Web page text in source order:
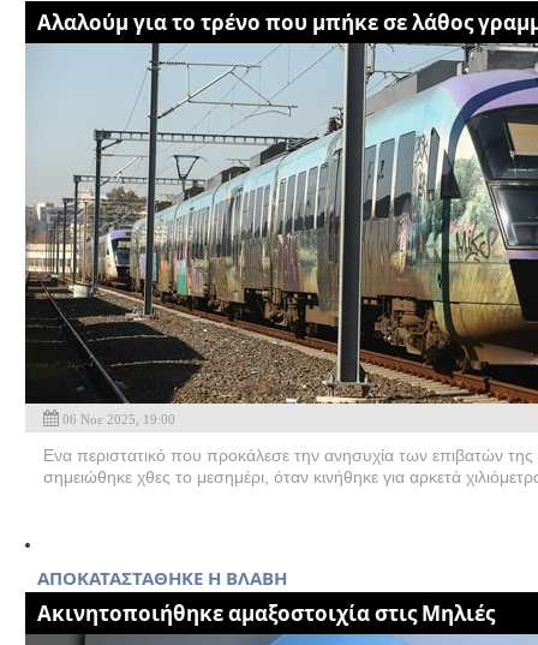
Αλαλούμ για το τρένο που μπήκε σε λάθος
06 Νοε 2025, 19:00
Ενα περιστατικό που προκάλεσε την ανησυχία των επιβατών
σημειώθηκε χθες το μεσημέρι, όταν κινήθηκε για αρκετά
AΠΟΚΑΤΑΣΤΑΘΗΚΕ Η ΒΛΑΒΗ
Ακινητοποιήθηκε αμαξοστοιχία στις Μηλιές